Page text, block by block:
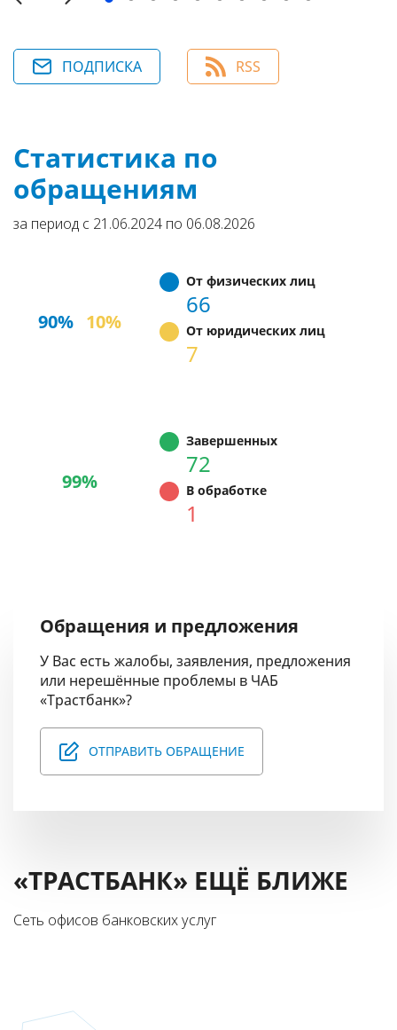
ПОДПИСКА RSS
Статистика по
обращениям
за период с 21.06.2024 по 06.08.2026
90% 10%
От физических лиц
66
От юридических лиц
7
99%
Завершенных
72
В обработке
1
Обращения и предложения
У Вас есть жалобы, заявления, предложения
или нерешённые проблемы в ЧАБ
«Трастбанк»?
ОТПРАВИТЬ ОБРАЩЕНИЕ
«ТРАСТБАНК» ЕЩЁ БЛИЖЕ
Сеть офисов банковских услуг